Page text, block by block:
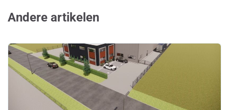
Andere artikelen